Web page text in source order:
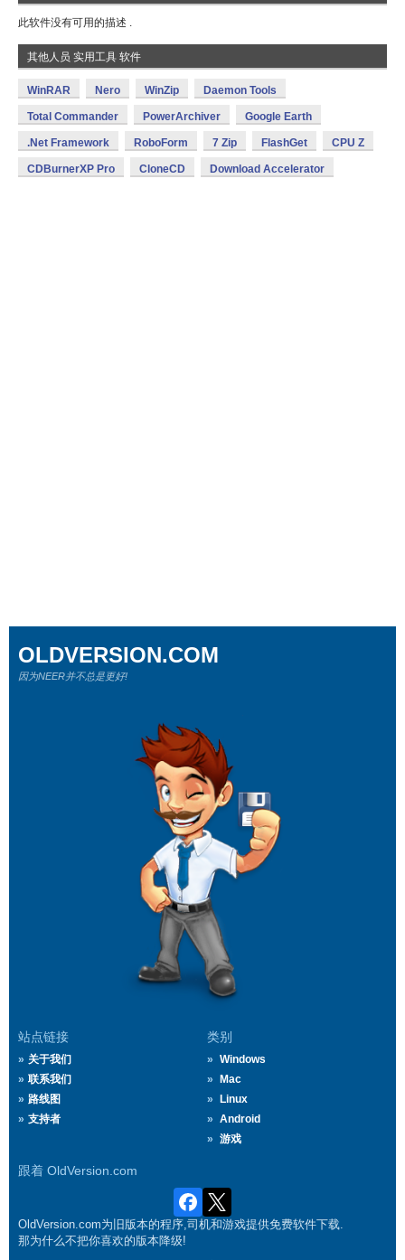
此软件没有可用的描述 .
其他人员 实用工具 软件
WinRAR Nero WinZip Daemon Tools
Total Commander PowerArchiver Google Earth
.Net Framework RoboForm 7 Zip FlashGet CPU Z
CDBurnerXP Pro CloneCD Download Accelerator
站点链接
关于我们
联系我们
路线图
支持者
类别
Windows
Mac
Linux
Android
游戏
跟着 OldVersion.com
OLDVERSION.COM
因为NEER并不总是更好!
OldVersion.com为旧版本的程序,司机和游戏提供免费软件下载.
那为什么不把你喜欢的版本降级!